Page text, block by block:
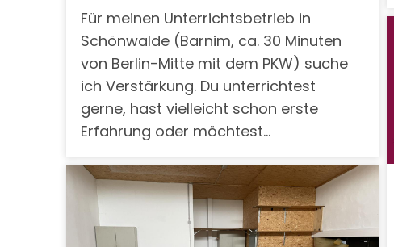
Für meinen Unterrichtsbetrieb in
Schönwalde (Barnim, ca. 30 Minuten
von Berlin-Mitte mit dem PKW) suche
ich Verstärkung. Du unterrichtest
gerne, hast vielleicht schon erste
Erfahrung oder möchtest…